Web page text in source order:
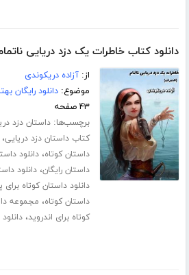
دانلود کتاب خاطرات یک دزد دریایی
از:آزاده دریکوندی
موضوع:دانلود رایگان
۴۳ صفحه
برچسب‌ها:داستان دزد
کتاب داستان دزد دریایی
داستان کوتاه،دانلود
داستان رایگان،دانلود
دانلود داستان کوتاه
داستان کوتاه، مجموعه
کوتاه برای اندروید،